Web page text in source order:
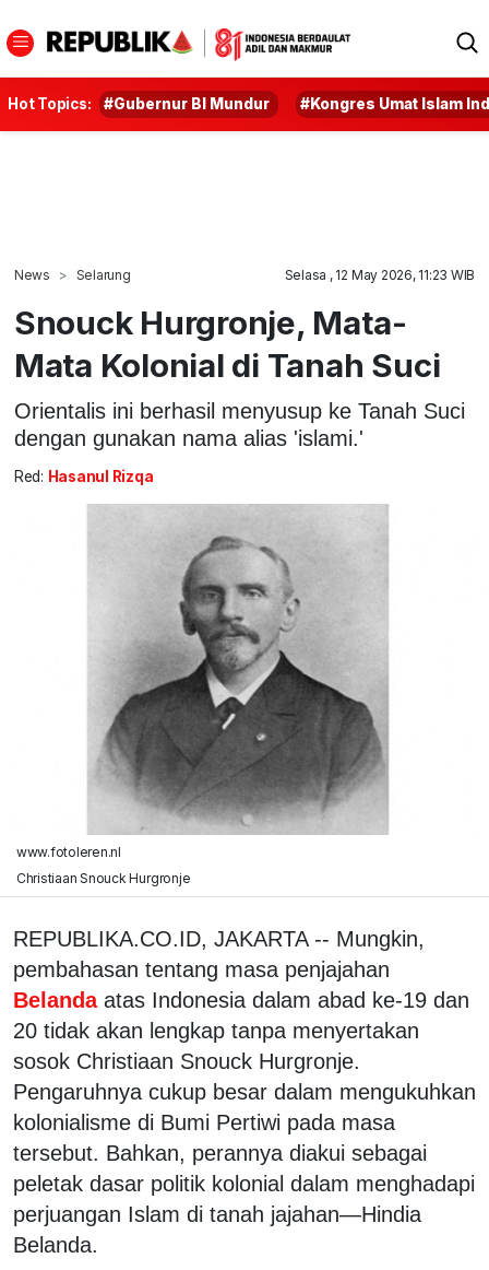
Hot Topics: #Gubernur BI Mundur #Kongres Umat Islam
News Selarung Selasa , 12 May 2026, 11:23 WIB
Snouck Hurgronje, Mata-
Mata Kolonial di Tanah Suci
Orientalis ini berhasil menyusup ke Tanah Suci
dengan gunakan nama alias 'islami.'
Red: Hasanul Rizqa
www.fotoleren.nl
Christiaan Snouck Hurgronje
REPUBLIKA.CO.ID, JAKARTA -- Mungkin,
pembahasan tentang masa penjajahan
Belanda atas Indonesia dalam abad ke-19 dan
20 tidak akan lengkap tanpa menyertakan
sosok Christiaan Snouck Hurgronje.
Pengaruhnya cukup besar dalam mengukuhkan
kolonialisme di Bumi Pertiwi pada masa
tersebut. Bahkan, perannya diakui sebagai
peletak dasar politik kolonial dalam menghadapi
perjuangan Islam di tanah jajahan—Hindia
Belanda.